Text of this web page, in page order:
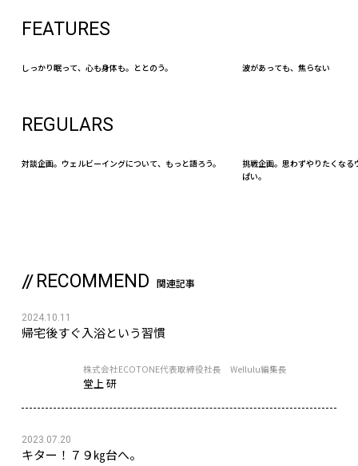
FEATURES
しっかり眠って、心も身体も。ととのう。 波があっても、焦らない
REGULARS
対談企画。ウェルビーイングについて、もっと語ろう。
挑戦企画。思わずやりたくなる
ぱい。
RECOMMEND 関連記事
2024.10.11
帰宅後すぐ入浴という習慣
株式会社ECOTONE代表取締役社長 Wellulu編集長
堂上 研
2023.07.20
キター！７９㎏台へ。